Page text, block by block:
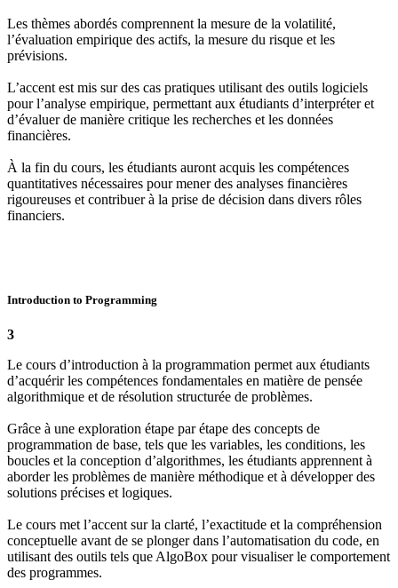
Les thèmes abordés comprennent la mesure de la volatilité,
l’évaluation empirique des actifs, la mesure du risque et les
prévisions.
L’accent est mis sur des cas pratiques utilisant des outils logiciels
pour l’analyse empirique, permettant aux étudiants d’interpréter et
d’évaluer de manière critique les recherches et les données
financières.
À la fin du cours, les étudiants auront acquis les compétences
quantitatives nécessaires pour mener des analyses financières
rigoureuses et contribuer à la prise de décision dans divers rôles
financiers.
Introduction to Programming
3
Le cours d’introduction à la programmation permet aux étudiants
d’acquérir les compétences fondamentales en matière de pensée
algorithmique et de résolution structurée de problèmes.
Grâce à une exploration étape par étape des concepts de
programmation de base, tels que les variables, les conditions, les
boucles et la conception d’algorithmes, les étudiants apprennent à
aborder les problèmes de manière méthodique et à développer des
solutions précises et logiques.
Le cours met l’accent sur la clarté, l’exactitude et la compréhension
conceptuelle avant de se plonger dans l’automatisation du code, en
utilisant des outils tels que AlgoBox pour visualiser le comportement
des programmes.